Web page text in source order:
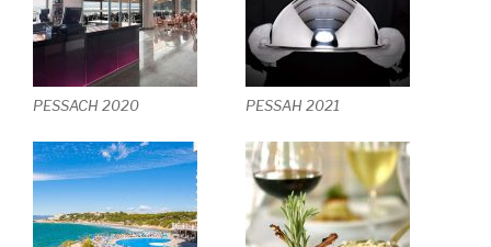
PESSACH 2020 PESSAH 2021